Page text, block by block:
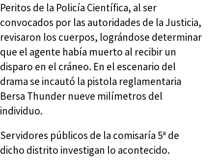
Peritos de la Policía Científica, al ser
convocados por las autoridades de la Justicia,
revisaron los cuerpos, lográndose determinar
que el agente había muerto al recibir un
disparo en el cráneo. En el escenario del
drama se incautó la pistola reglamentaria
Bersa Thunder nueve milímetros del
individuo.
Servidores públicos de la comisaría 5ª de
dicho distrito investigan lo acontecido.